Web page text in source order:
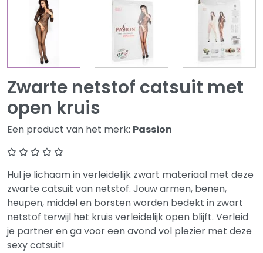
Zwarte netstof catsuit met
open kruis
Een product van het merk: Passion
Hul je lichaam in verleidelijk zwart materiaal met deze
zwarte catsuit van netstof. Jouw armen, benen,
heupen, middel en borsten worden bedekt in zwart
netstof terwijl het kruis verleidelijk open blijft. Verleid
je partner en ga voor een avond vol plezier met deze
sexy catsuit!